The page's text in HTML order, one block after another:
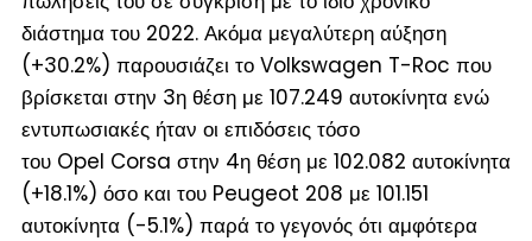
διάστημα του 2022. Ακόμα μεγαλύτερη αύξηση
(+30.2%) παρουσιάζει το Volkswagen T-Roc που
βρίσκεται στην 3ηθέση με 107.249 αυτοκίνητα ενώ
εντυπωσιακές ήταν οι επιδόσεις τόσο
του Opel Corsa στην 4ηθέση με 102.082 αυτοκίνητα
(+18.1%) όσο και του Peugeot 208 με 101.151
αυτοκίνητα (-5.1%) παρά το γεγονός ότι αμφότερα